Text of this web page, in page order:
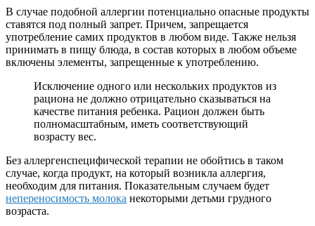
В случае подобной аллергии потенциально опасные продукты
ставятся под полный запрет. Причем, запрещается
употребление самих продуктов в любом виде. Также нельзя
принимать в пищу блюда, в состав которых в любом объеме
включены элементы, запрещенные к употреблению.
Исключение одного или нескольких продуктов из
рациона не должно отрицательно сказываться на
качестве питания ребенка. Рацион должен быть
полномасштабным, иметь соответствующий
возрасту вес.
Без аллергенспецифической терапии не обойтись в таком
случае, когда продукт, на который возникла аллергия,
необходим для питания. Показательным случаем будет
непереносимость молока некоторыми детьми грудного
возраста.